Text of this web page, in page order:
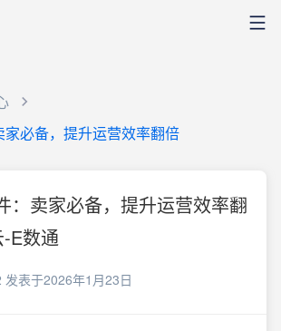
必备，提升运营效率翻倍
：卖家必备，提升运营效率翻
E数通
发表于2026年1月23日